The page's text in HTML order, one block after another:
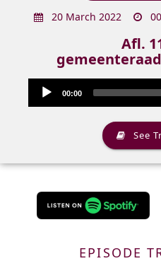
20 March 2022
Afl.
Audio
Player
Audio
Player
00:00
See
EPISODE